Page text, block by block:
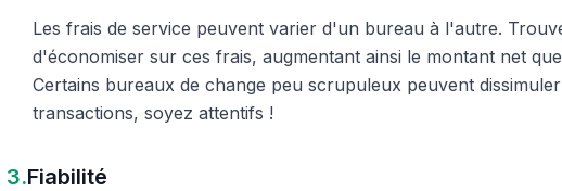
Les frais de service peuvent varier d'un bureau à l'autre.
d'économiser sur ces frais, augmentant ainsi le montant net
Certains bureaux de change peu scrupuleux peuvent
transactions, soyez attentifs !
3.Fiabilité